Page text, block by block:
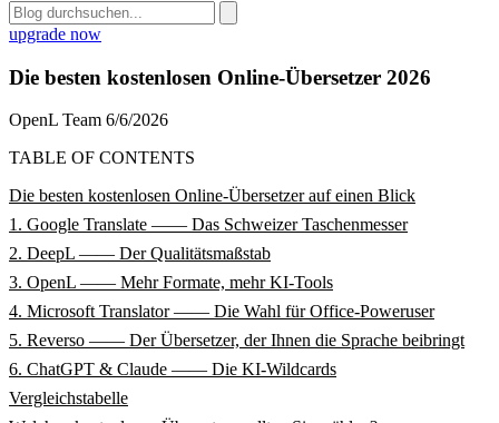
upgrade now
Die besten kostenlosen Online-Übersetzer 2026
OpenL Team 6/6/2026
TABLE OF CONTENTS
Die besten kostenlosen Online-Übersetzer auf einen Blick
1. Google Translate —— Das Schweizer Taschenmesser
2. DeepL —— Der Qualitätsmaßstab
3. OpenL —— Mehr Formate, mehr KI-Tools
4. Microsoft Translator —— Die Wahl für Office-Poweruser
5. Reverso —— Der Übersetzer, der Ihnen die Sprache beibringt
6. ChatGPT & Claude —— Die KI-Wildcards
Vergleichstabelle